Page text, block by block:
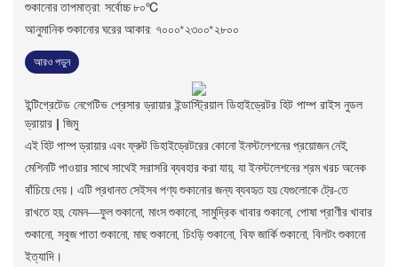
শুকানোর তাপমাত্রা: সর্বোচ্চ ৮০℃
আনুমানিক শুকানোর ঘরের আকার: ৭০০০*২৩০০*২৮০০
আরও পড়ুন
ইন্টিগ্রেটেড নেগেটিভ প্রেসার ড্রায়ার ইন্ডাস্ট্রিয়াল ডিহাইড্রেটর হিট পাম্প রাইস নুডল
ড্রায়ার | জিমু
এই হিট পাম্প ড্রায়ার এবং ফ্রুট ডিহাইড্রেটরের কোনো ইনস্টলেশনের প্রয়োজন নেই,
মেশিনটি পাওয়ার সাথে সাথেই সরাসরি ব্যবহার করা যায়, যা ইনস্টলেশনের শ্রম খরচ অনেক
বাঁচিয়ে দেয়। এটি প্রধানত সেইসব পণ্য শুকানোর জন্য ব্যবহৃত হয় যেগুলোকে ট্রে-তে
রাখতে হয়, যেমন—ফুল শুকানো, মাংস শুকানো, সামুদ্রিক খাবার শুকানো, পোষা প্রাণীর খাবার
শুকানো, সবুজ পাতা শুকানো, মাছ শুকানো, চিংড়ি শুকানো, বিফ জার্কি শুকানো, বিলটং শুকানো
ইত্যাদি।